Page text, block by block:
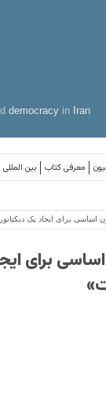
democracy in Iran
بین المللی معرفی کتاب
اساسی برای ایجاد یک
برای